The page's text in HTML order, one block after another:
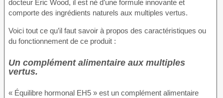
docteur Eric Wood, il est né d’une formule innovante et
comporte des ingrédients naturels aux multiples vertus.
Voici tout ce qu’il faut savoir à propos des caractéristiques ou
du fonctionnement de ce produit :
Un complément alimentaire aux multiples
vertus.
« Équilibre hormonal EH5 » est un complément alimentaire